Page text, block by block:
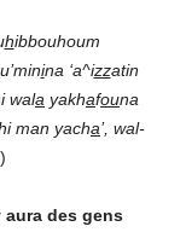
hibbouhoum
ina ‘a^izzatin
wala yakhafouna
man yacha’, wal-
)
aura des gens